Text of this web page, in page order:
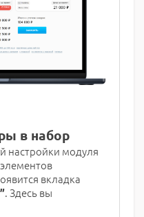
в набор
настройки модуля
вкладка
. Здесь вы